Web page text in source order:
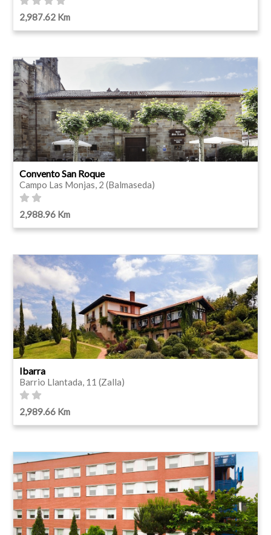
2,987.62 Km
Convento San Roque
Campo Las Monjas, 2 (Balmaseda)
2,988.96 Km
Ibarra
Barrio Llantada, 11 (Zalla)
2,989.66 Km